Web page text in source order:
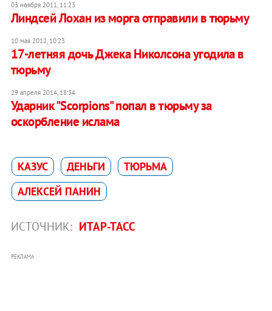
03 ноября 2011, 11:23
Линдсей Лохан из морга отправили в тюрьму
10 мая 2012, 10:23
17-летняя дочь Джека Николсона угодила в
тюрьму
29 апреля 2014, 18:34
Ударник "Scorpions" попал в тюрьму за
оскорбление ислама
КАЗУС ДЕНЬГИ
ТЮРЬМА
АЛЕКСЕЙ ПАНИН
ИСТОЧНИК: ИТАР-ТАСС
РЕКЛАМА